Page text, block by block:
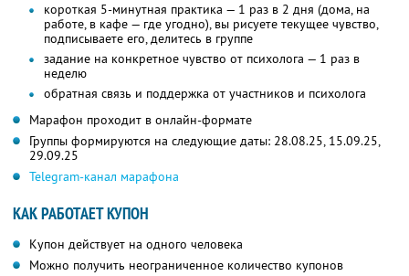
короткая 5-минутная практика — 1 раз в 2 дня (дома, на
работе, в кафе — где угодно), вы рисуете текущее чувство,
подписываете его, делитесь в группе
задание на конкретное чувство от психолога — 1 раз в
неделю
обратная связь и поддержка от участников и психолога
Марафон проходит в онлайн-формате
Группы формируются на следующие даты: 28.08.25, 15.09.25,
29.09.25
Telegram-канал марафона
КАК РАБОТАЕТ КУПОН
Купон действует на одного человека
Можно получить неограниченное количество купонов